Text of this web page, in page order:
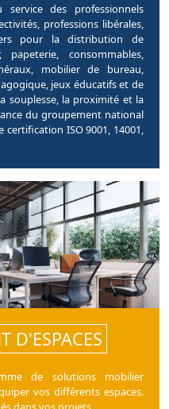
des professionnels
professions libérales,
pour la distribution de
consommables,
mobilier de bureau,
jeux éducatifs et de
souplesse, la proximité et la
du groupement national
certification ISO 9001, 14001,
D'ESPACES
de solutions mobilier
vos différents espaces.